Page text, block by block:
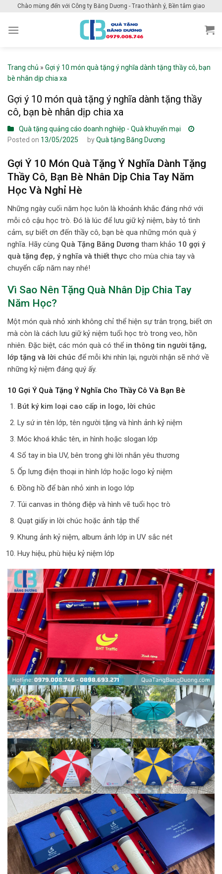
content
Chào mừng đến với Công ty Băng Dương - Trao thành ý, Bền tâm giao
Trang chủ » Gợi ý 10 món quà tặng ý nghĩa dành tặng thầy cô, bạn
bè nhân dịp chia xa
Gợi ý 10 món quà tặng ý nghĩa dành tặng thầy
cô, bạn bè nhân dịp chia xa
Quà tặng quảng cáo doanh nghiệp - Quà khuyến mại
Posted on 13/05/2025 byQuà tặng Băng Dương
Gợi Ý 10 Món Quà Tặng Ý Nghĩa Dành Tặng
Thầy Cô, Bạn Bè Nhân Dịp Chia Tay Năm
Học Và Nghỉ Hè
Những ngày cuối năm học luôn là khoảnh khắc đáng nhớ với
mỗi cô cậu học trò. Đó là lúc để lưu giữ kỷ niệm, bày tỏ tình
cảm, sự biết ơn đến thầy cô, bạn bè qua những món quà ý
nghĩa. Hãy cùng Quà Tặng Băng Dương tham khảo 10 gợi ý
quà tặng đẹp, ý nghĩa và thiết thực cho mùa chia tay và
chuyển cấp năm nay nhé!
Vì Sao Nên Tặng Quà Nhân Dịp Chia Tay
Năm Học?
Một món quà nhỏ xinh không chỉ thể hiện sự trân trọng, biết ơn
mà còn là cách lưu giữ kỷ niệm tuổi học trò trong veo, hồn
nhiên. Đặc biệt, các món quà có thể in thông tin người tặng,
lớp tặng và lời chúc để mỗi khi nhìn lại, người nhận sẽ nhớ về
những kỷ niệm đáng quý ấy.
10 Gợi Ý Quà Tặng Ý Nghĩa Cho Thầy Cô Và Bạn Bè
Bút ký kim loại cao cấp in logo, lời chúc
Ly sứ in tên lớp, tên người tặng và hình ảnh kỷ niệm
Móc khoá khắc tên, in hình hoặc slogan lớp
Sổ tay in bìa UV, bên trong ghi lời nhắn yêu thương
Ốp lưng điện thoại in hình lớp hoặc logo kỷ niệm
Đồng hồ để bàn nhỏ xinh in logo lớp
Túi canvas in thông điệp và hình vẽ tuổi học trò
Quạt giấy in lời chúc hoặc ảnh tập thể
Khung ảnh kỷ niệm, album ảnh lớp in UV sắc nét
Huy hiệu, phù hiệu kỷ niệm lớp